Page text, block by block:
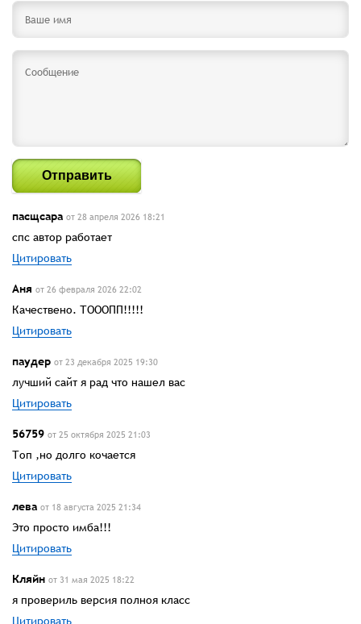
Отправить
пасщсара от 28 апреля 2026 18:21
спс автор работает
Цитировать
Аня от 26 февраля 2026 22:02
Качествено. ТОООПП!!!!!
Цитировать
паудер от 23 декабря 2025 19:30
лучший сайт я рад что нашел вас
Цитировать
56759 от 25 октября 2025 21:03
Топ ,но долго кочается
Цитировать
лева от 18 августа 2025 21:34
Это просто имба!!!
Цитировать
Кляйн от 31 мая 2025 18:22
я провериль версия полноя класс
Цитировать